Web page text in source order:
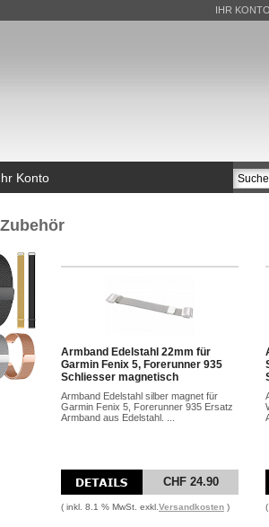
IHR KONTO
Konto
Armband Edelstahl 22mm für
Garmin Fenix 5, Forerunner 935
Schliesser magnetisch
Armband Edelstahl silber magnet für
Garmin Fenix 5, Forerunner 935 Ersatz
Armband aus Edelstahl. ...
CHF 24.90
( inkl. 8.1 % MwSt. exkl. Versandkosten )